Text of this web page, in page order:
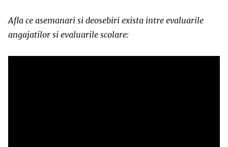
Afla ce asemanari si deosebiri exista intre evaluarile
angajatilor si evaluarile scolare: